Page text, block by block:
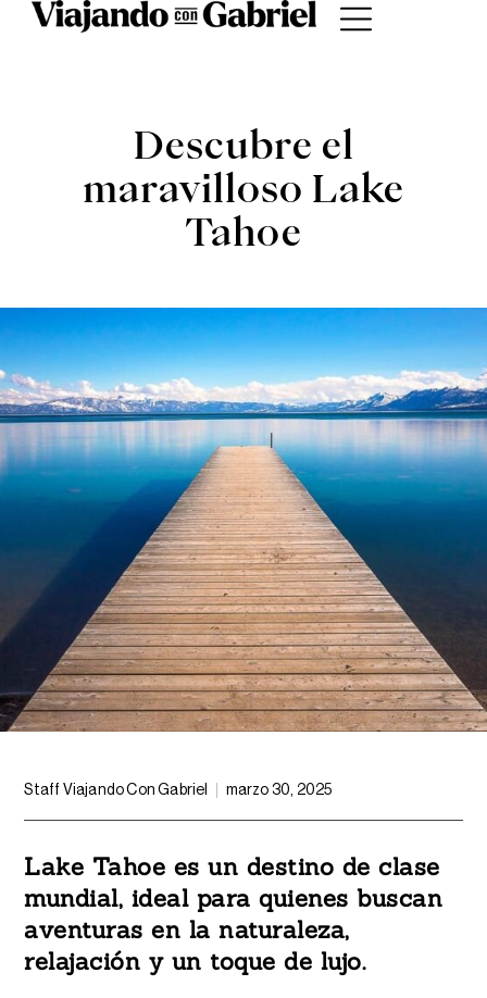
Descubre el
maravilloso Lake
Tahoe
Staff Viajando Con Gabriel marzo 30, 2025
Lake Tahoe es un destino de clase
mundial, ideal para quienes buscan
aventuras en la naturaleza,
relajación y un toque de lujo.